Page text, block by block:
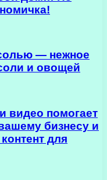
— нежное
и овощей
видео помогает
бизнесу и
для